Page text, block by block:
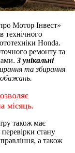
Мотор Інвест»
технічного
Honda.
ремонту та
3 унікальні
та збирання
місяць.
також має
стану
а також